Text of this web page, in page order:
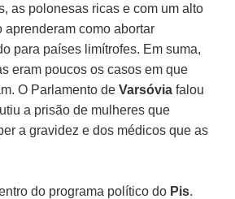
as polonesas ricas e com um alto
aprenderam como abortar
para países limítrofes. Em suma,
eram poucos os casos em que
O Parlamento deVarsóvia falou
a prisão de mulheres que
a gravidez e dos médicos que as
do programa político do Pis.